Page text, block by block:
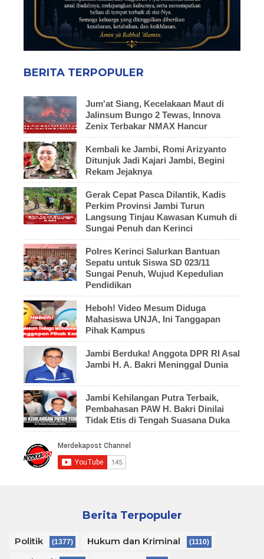
BERITA TERPOPULER
Jum'at Siang, Kecelakaan Maut di
Jalinsum Bungo 2 Tewas, Innova
Zenix Terbakar NMAX Hancur
Kembali ke Jambi, Romi Arizyanto
Ditunjuk Jadi Kajari Jambi, Begini
Rekam Jejaknya
Gerak Cepat Pasca Dilantik, Kadis
Perkim Provinsi Jambi Turun
Langsung Tinjau Kawasan Kumuh di
Sungai Penuh dan Kerinci
Polres Kerinci Salurkan Bantuan
Sepatu untuk Siswa SD 023/11
Sungai Penuh, Wujud Kepedulian
Pendidikan
Heboh! Video Mesum Diduga
Mahasiswa UNJA, Ini Tanggapan
Pihak Kampus
Jambi Berduka! Anggota DPR RI Asal
Jambi H. A. Bakri Meninggal Dunia
Jambi Kehilangan Putra Terbaik,
Pembahasan PAW H. Bakri Dinilai
Tidak Etis di Tengah Suasana Duka
Berita Terpopuler
Politik (1377) Hukum dan Kriminal (1110)